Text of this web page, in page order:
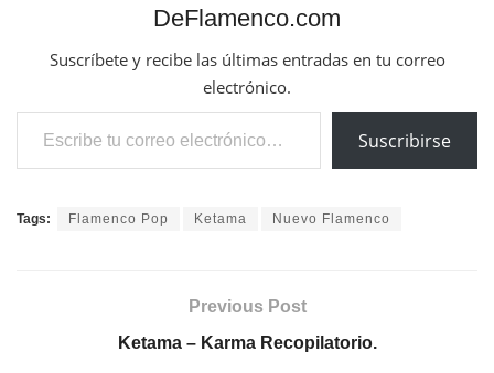
DeFlamenco.com
Suscríbete y recibe las últimas entradas en tu correo
electrónico.
Escribe tu correo electrónico…
Suscribirse
Tags: Flamenco Pop Ketama Nuevo Flamenco
Previous Post
Ketama – Karma Recopilatorio.